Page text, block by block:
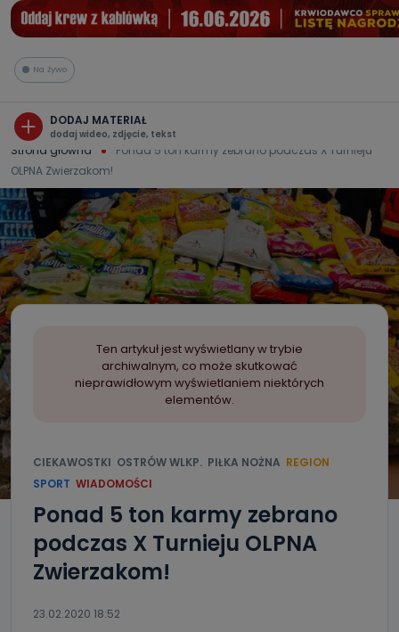
Na żywo
DODAJ MATERIAŁ
dodaj wideo, zdjęcie, tekst
Strona główna
Ponad 5 ton karmy zebrano podczas X Turnieju
OLPNA Zwierzakom!
Ten artykuł jest wyświetlany w trybie
archiwalnym, co może skutkować
nieprawidłowym wyświetlaniem niektórych
elementów.
CIEKAWOSTKI OSTRÓW WLKP. PIŁKA NOŻNA REGION
SPORT WIADOMOŚCI
Ponad 5 ton karmy zebrano
podczas X Turnieju OLPNA
Zwierzakom!
23.02.2020 18:52